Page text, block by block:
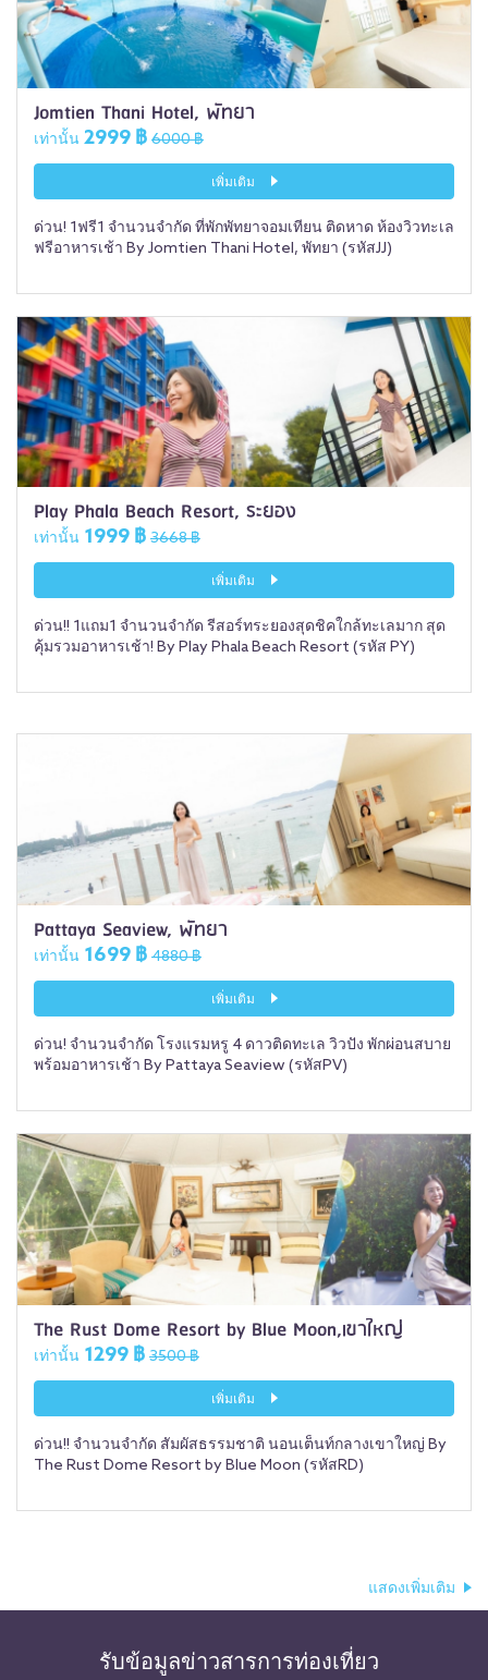
Jomtien Thani Hotel, พัทยา
เท่านั้น 2999 ฿ 6000 ฿
เพิ่มเติม
ด่วน! 1ฟรี1 จำนวนจำกัด ที่พักพัทยาจอมเทียน ติดหาด ห้องวิวทะเล
ฟรีอาหารเช้า By Jomtien Thani Hotel, พัทยา (รหัสJJ)
Play Phala Beach Resort, ระยอง
เท่านั้น 1999 ฿ 3668 ฿
เพิ่มเติม
ด่วน!! 1แถม1 จำนวนจำกัด รีสอร์ทระยองสุดชิคใกล้ทะเลมาก สุด
คุ้มรวมอาหารเช้า! By Play Phala Beach Resort (รหัส PY)
Pattaya Seaview, พัทยา
เท่านั้น 1699 ฿ 4880 ฿
เพิ่มเติม
ด่วน! จำนวนจำกัด โรงแรมหรู 4 ดาวติดทะเล วิวปัง พักผ่อนสบาย
พร้อมอาหารเช้า By Pattaya Seaview (รหัสPV)
The Rust Dome Resort by Blue Moon,เขาใหญ่
เท่านั้น 1299 ฿ 3500 ฿
เพิ่มเติม
ด่วน!! จำนวนจำกัด สัมผัสธรรมชาติ นอนเต็นท์กลางเขาใหญ่ By
The Rust Dome Resort by Blue Moon (รหัสRD)
แสดงเพิ่มเติม
รับข้อมูลข่าวสารการท่องเที่ยว